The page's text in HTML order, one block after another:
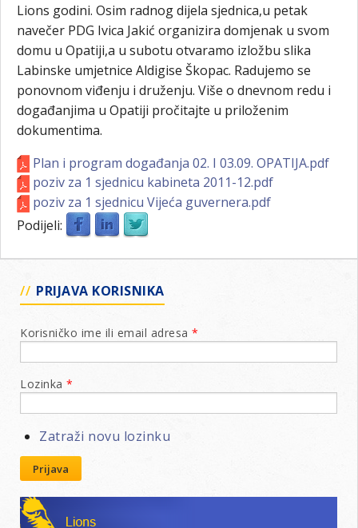
Lions godini. Osim radnog dijela sjednica,u petak
navečer PDG Ivica Jakić organizira domjenak u svom
domu u Opatiji,a u subotu otvaramo izložbu slika
Labinske umjetnice Aldigise Škopac. Radujemo se
ponovnom viđenju i druženju. Više o dnevnom redu i
događanjima u Opatiji pročitajte u priloženim
dokumentima.
Plan i program događanja 02. I 03.09. OPATIJA.pdf
poziv za 1 sjednicu kabineta 2011-12.pdf
poziv za 1 sjednicu Vijeća guvernera.pdf
Podijeli:
PRIJAVA KORISNIKA
Korisničko ime ili email adresa *
Lozinka *
Zatraži novu lozinku
Prijava
Lions klubovi